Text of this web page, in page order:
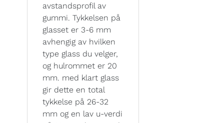
avstandsprofil av
gummi. Tykkelsen på
glasset er 3-6 mm
avhengig av hvilken
type glass du velger,
og hulrommet er 20
mm. med klart glass
gir dette en total
tykkelse på 26-32
mm og en lav u-verdi